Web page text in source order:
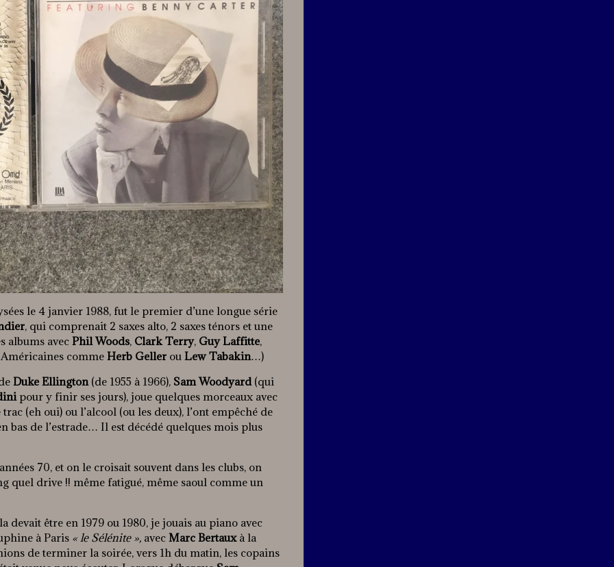
le 4 janvier 1988, fut le premier d’une longue série
, qui comprenait 2 saxes alto, 2 saxes ténors et une
albums avec Phil Woods, Clark Terry, Guy Laffitte,
commeHerb Geller ou Lew Tabakin…)
Duke Ellington (de 1955 à 1966), Sam Woodyard(qui
pour y finir ses jours), joue quelques morceaux avec
(eh oui) ou l’alcool (ou les deux), l’ont empêché de
bas de l’estrade… Il est décédé quelques mois plus
70, et on le croisait souvent dans les clubs, on
quel drive !! même fatigué, même saoul comme un
devait être en 1979 ou 1980, je jouais au piano avec
à Paris « le Sélénite », avec Marc Bertauxà la
de terminer la soirée, vers 1h du matin, les copains